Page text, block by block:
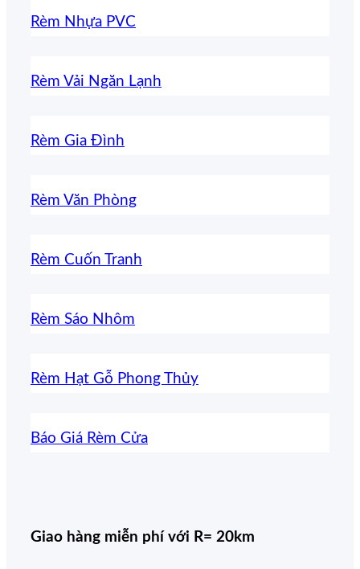
Rèm Nhựa PVC
Rèm Vải Ngăn Lạnh
Rèm Gia Đình
Rèm Văn Phòng
Rèm Cuốn Tranh
Rèm Sáo Nhôm
Rèm Hạt Gỗ Phong Thủy
Báo Giá Rèm Cửa
Giao hàng miễn phí với R= 20km